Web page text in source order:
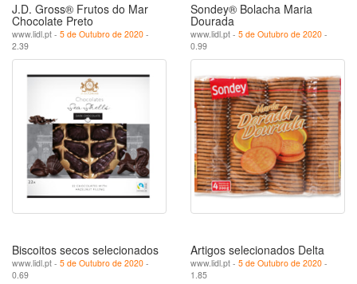
J.D. Gross® Frutos do Mar
Chocolate Preto
www.lidl.pt - 5 de Outubro de 2020 -
2.39
Sondey® Bolacha Maria
Dourada
www.lidl.pt - 5 de Outubro de 2020 -
0.99
Biscoitos secos selecionados
www.lidl.pt - 5 de Outubro de 2020 -
0.69
Artigos selecionados Delta
www.lidl.pt - 5 de Outubro de 2020 -
1.85